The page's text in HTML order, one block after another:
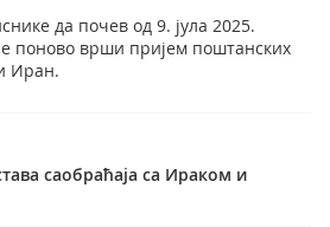
да почев од 9. јула 2025.
поново врши пријем поштанских
Иран.
саобраћаја са Ираком и